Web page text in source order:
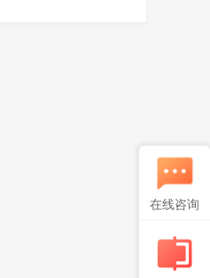
在线咨询